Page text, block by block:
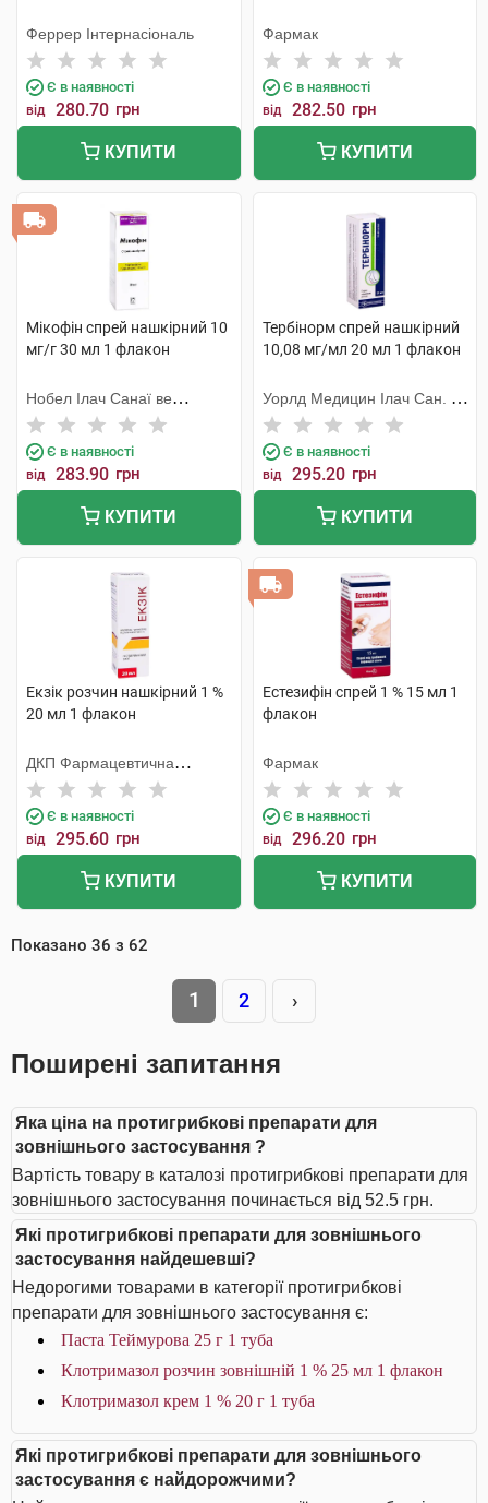
Феррер Інтернасіональ
Є в наявності
від 280.70 грн
КУПИТИ
Фармак
Є в наявності
від 282.50 грн
КУПИТИ
Мікофін спрей нашкірний 10
мг/г 30 мл 1 флакон
Нобел Ілач Санаї ве
Тіджарет
Є в наявності
від 283.90 грн
КУПИТИ
Тербінорм спрей нашкірний
10,08 мг/мл 20 мл 1 флакон
Уорлд Медицин Ілач Сан. Ве
Тідж
Є в наявності
від 295.20 грн
КУПИТИ
Екзік розчин нашкірний 1 %
20 мл 1 флакон
ДКП Фармацевтична
фабрика
Є в наявності
від 295.60 грн
КУПИТИ
Естезифін спрей 1 % 15 мл 1
флакон
Фармак
Є в наявності
від 296.20 грн
КУПИТИ
Показано 36 з 62
1 2 ›
Поширені запитання
Яка ціна на протигрибкові препарати для
зовнішнього застосування ?
Вартість товару в каталозі протигрибкові препарати для
зовнішнього застосування починається від 52.5 грн.
Які протигрибкові препарати для зовнішнього
застосування найдешевші?
Недорогими товарами в категорії протигрибкові
препарати для зовнішнього застосування є:
Паста Теймурова 25 г 1 туба
Клотримазол розчин зовнішній 1 % 25 мл 1 флакон
Клотримазол крем 1 % 20 г 1 туба
Які протигрибкові препарати для зовнішнього
застосування є найдорожчими?